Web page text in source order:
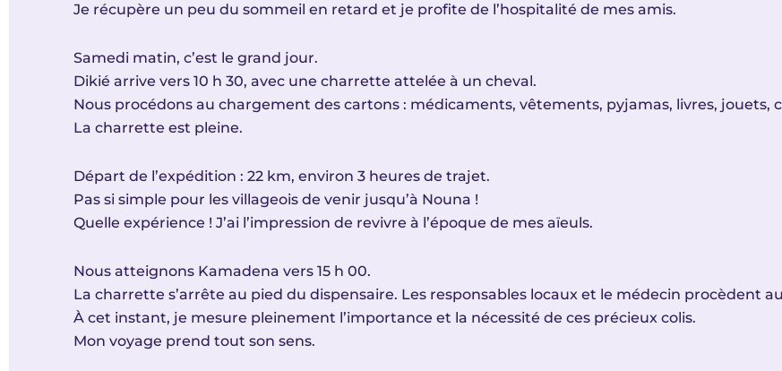
Je récupère un peu du sommeil en retard et je profite de l’hospitalité de mes amis.
Samedi matin, c’est le grand jour.
Dikié arrive vers 10 h 30, avec une charrette attelée à un cheval.
Nous procédons au chargement des cartons : médicaments, vêtements, pyjamas, livres, jouets,
La charrette est pleine.
Départ de l’expédition : 22 km, environ 3 heures de trajet.
Pas si simple pour les villageois de venir jusqu’à Nouna !
Quelle expérience ! J’ai l’impression de revivre à l’époque de mes aïeuls.
Nous atteignons Kamadena vers 15 h 00.
La charrette s’arrête au pied du dispensaire. Les responsables locaux et le médecin procèdent
À cet instant, je mesure pleinement l’importance et la nécessité de ces précieux colis.
Mon voyage prend tout son sens.